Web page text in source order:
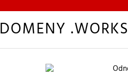
DOMENY .WORKS